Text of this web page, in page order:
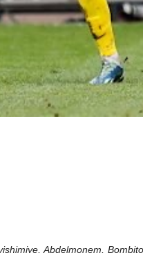
Abdelmonem,